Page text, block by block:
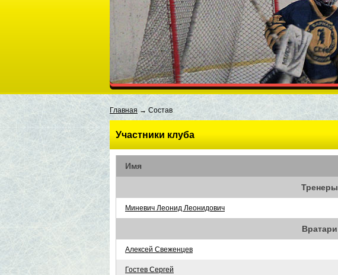
Главная → Состав
Участники клуба
Имя
Тренеры
Миневич Леонид Леонидович
Вратари
Алексей Свеженцев
Гостев Сергей